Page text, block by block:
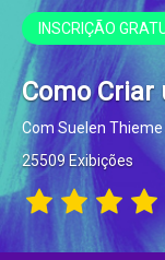
INSCRIÇÃO
Como Criar
Com Suelen Thieme
25509 Exibições